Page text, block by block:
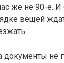
же не 90-е. И
вещей
документы не